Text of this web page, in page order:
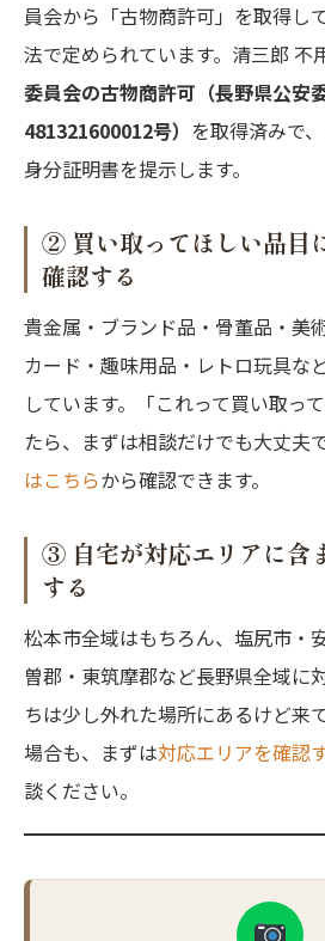
員会から「古物商許可」を取得し
法で定められています。清三郎 不
委員会の古物商許可（長野県公安
481321600012号） を取得済みで
身分証明書を提示します。
② 買い取ってほしい品目
確認する
貴金属・ブランド品・骨董品・美
カード・趣味用品・レトロ玩具な
しています。「これって買い取っ
たら、まずは相談だけでも大丈夫で
はこちらから確認できます。
③ 自宅が対応エリアに含
する
松本市全域はもちろん、塩尻市・
曽郡・東筑摩郡など長野県全域に
ちは少し外れた場所にあるけど来
場合も、まずは対応エリアを確認
談ください。